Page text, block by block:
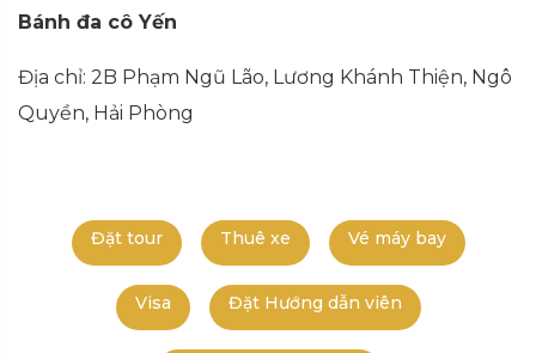
Bánh đa cô Yến
Địa chỉ: 2B Phạm Ngũ Lão, Lương Khánh Thiện, Ngô
Quyền, Hải Phòng
Đặt tour Thuê xe Vé máy bay
Visa Đặt Hướng dẫn viên